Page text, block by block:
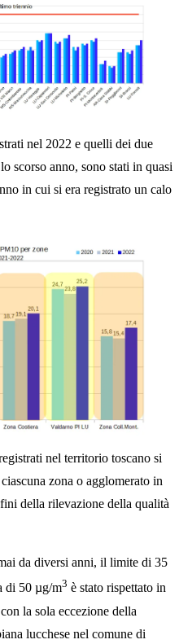
nel 2022 e quelli dei due
scorso anno, sono stati in quasi
in cui si era registrato un calo
nel territorio toscano si
zona o agglomerato in
della rilevazione della qualità
da diversi anni, il limite di 35
di 50 µg/m3 è stato rispettato in
la sola eccezione della
lucchese nel comune di